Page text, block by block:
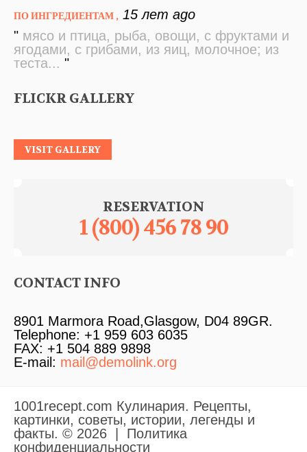
ПО ИНГРЕДИЕНТАМ
15 лет ago
" мясо и птица, рыба, овощи, с фруктами и
ягодами, с грибами, из яиц, молочное; из
теста... "
FLICKR GALLERY
VISIT GALLERY
RESERVATION
1 (800) 456 78 90
CONTACT INFO
8901 Marmora Road,Glasgow, D04 89GR.
Telephone: +1 959 603 6035
FAX: +1 504 889 9898
E-mail: mail@demolink.org
1001recept.com Кулинария. Рецепты,
картинки, советы, истории, легенды и
факты. © 2026
Политика
конфиденциальности